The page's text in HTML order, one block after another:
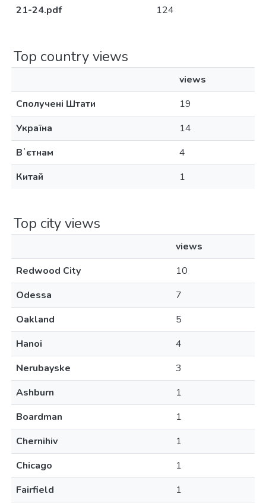
21-24.pdf
124
Top country views
views
Сполучені Штати
19
Україна
14
Вʼєтнам
4
Китай
1
Top city views
views
Redwood City
10
Odessa
7
Oakland
5
Hanoi
4
Nerubayske
3
Ashburn
1
Boardman
1
Chernihiv
1
Chicago
1
Fairfield
1